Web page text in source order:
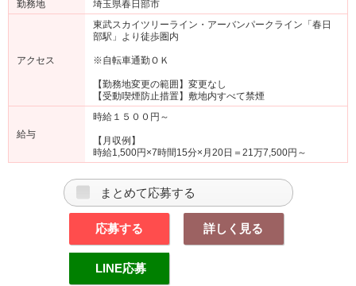
勤務地
埼玉県春日部市
アクセス
東武スカイツリーライン・アーバンパークライン「春日
部駅」より徒歩圏内
※自転車通勤ＯＫ
【勤務地変更の範囲】変更なし
【受動喫煙防止措置】敷地内すべて禁煙
給与
時給１５００円～
【月収例】
時給1,500円×7時間15分×月20日＝21万7,500円～
まとめて応募する
応募する 詳しく見る
LINE応募